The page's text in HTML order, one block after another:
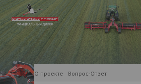
О проекте Вопрос-Ответ